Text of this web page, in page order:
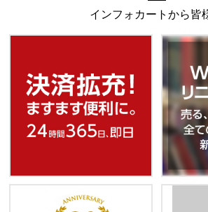
インフォカートから皆